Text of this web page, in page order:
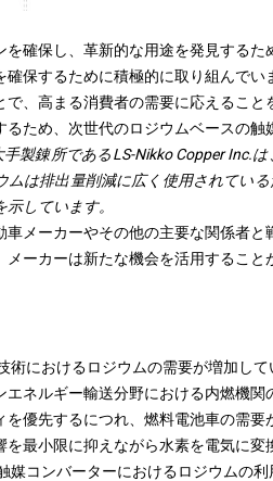
確保し、革新的な用途を発見するた
確保するために積極的に取り組んで
、高まる消費者の需要に応えること
ため、次世代のロジウムベースの触
製錬所であるLS-Nikko Copper Inc.
は排出量削減に広く使用されてい
しています。
メーカーやその他の主要な関係者と
ーカーは新たな機会を活用するこ
術におけるロジウムの需要が増加し
エネルギー輸送分野における内燃機関
優先するにつれ、燃料電池車の需要
最小限に抑えながら水素を電気に変
媒コンバーターにおけるロジウムの